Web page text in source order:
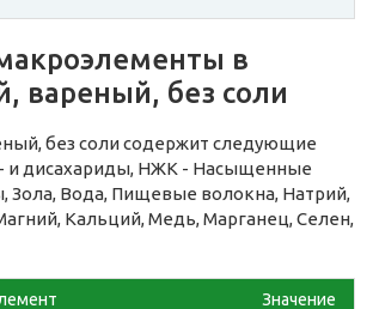
в
вареный, без соли
без соли содержит следующие
и дисахариды, НЖК - Насыщенные
Зола, Вода, Пищевые волокна, Натрий,
Кальций, Медь, Марганец, Селен,
Значение